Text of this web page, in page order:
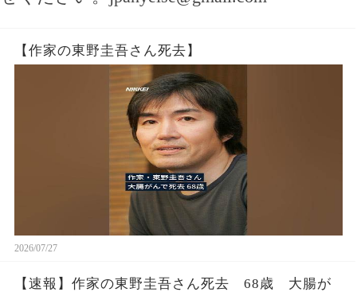
【作家の東野圭吾さん死去】
2026/07/27
【速報】作家の東野圭吾さん死去 68歳 大腸が